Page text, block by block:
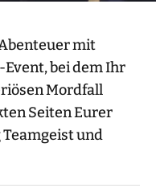
mit
bei dem Ihr
Mordfall
Seiten Eurer
und